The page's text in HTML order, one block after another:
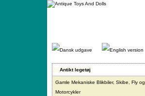
Gå
Antikt legetøj
Gamle Mekaniske Blikbiler, Skibe, Fly og
Motorcykler